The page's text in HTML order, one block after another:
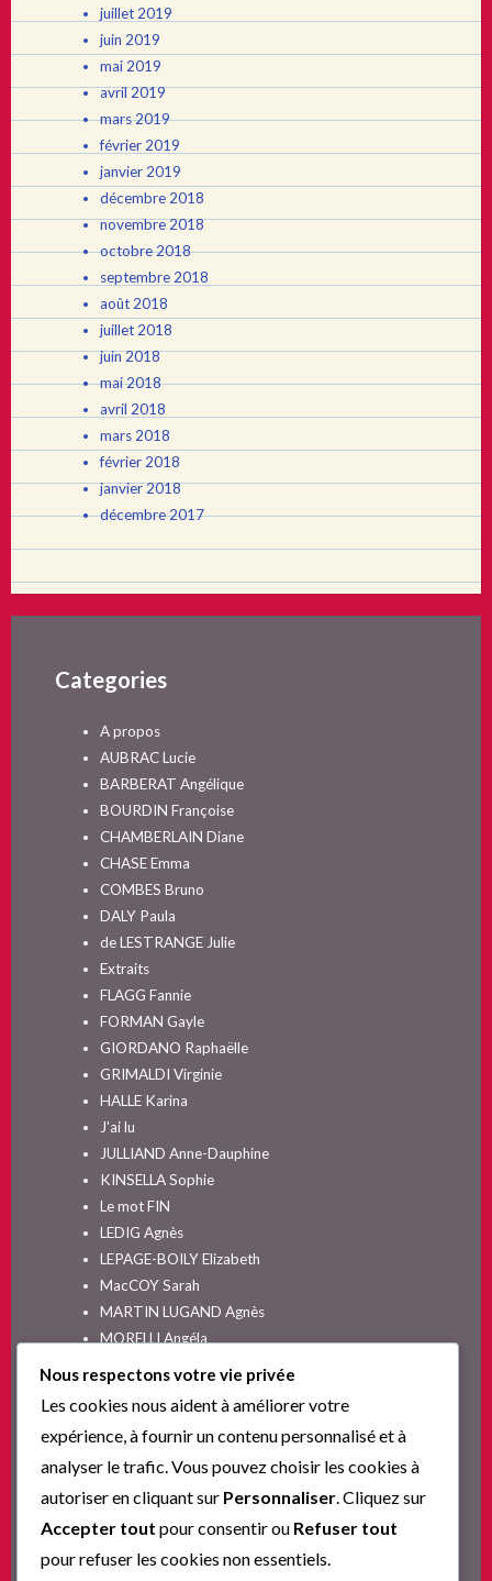
juillet 2019
juin 2019
mai 2019
avril 2019
mars 2019
février 2019
janvier 2019
décembre 2018
novembre 2018
octobre 2018
septembre 2018
août 2018
juillet 2018
juin 2018
mai 2018
avril 2018
mars 2018
février 2018
janvier 2018
décembre 2017
Categories
A propos
AUBRAC Lucie
BARBERAT Angélique
BOURDIN Françoise
CHAMBERLAIN Diane
CHASE Emma
COMBES Bruno
DALY Paula
de LESTRANGE Julie
Extraits
FLAGG Fannie
FORMAN Gayle
GIORDANO Raphaëlle
GRIMALDI Virginie
HALLE Karina
J'ai lu
JULLIAND Anne-Dauphine
KINSELLA Sophie
Le mot FIN
LEDIG Agnès
LEPAGE-BOILY Elizabeth
MacCOY Sarah
MARTIN LUGAND Agnès
MORELLI Angéla
Non classé
PINGUILLY Yves
RIVA Alex
SESKIS Tina
SOLNON Jean-François
Nous respectons votre vie privée
Les cookies nous aident à améliorer votre
expérience, à fournir un contenu personnalisé et à
analyser le trafic. Vous pouvez choisir les cookies à
autoriser en cliquant sur Personnaliser . Cliquez sur
Accepter tout pour consentir ou Refuser tout
pour refuser les cookies non essentiels.